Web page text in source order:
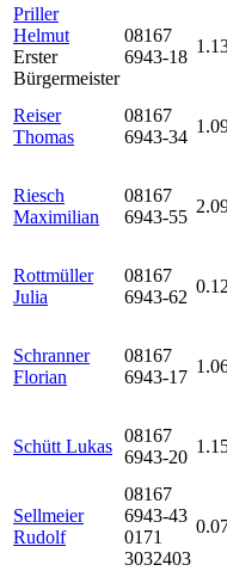
Priller
Helmut
Erster
Bürgermeister
08167
6943-18
Reiser
Thomas
08167
6943-34
Riesch
Maximilian
08167
6943-55
Rottmüller
Julia
08167
6943-62
0.12
Schranner
Florian
08167
6943-17
Schütt Lukas
08167
6943-20
Sellmeier
Rudolf
08167
6943-43
0171
3032403